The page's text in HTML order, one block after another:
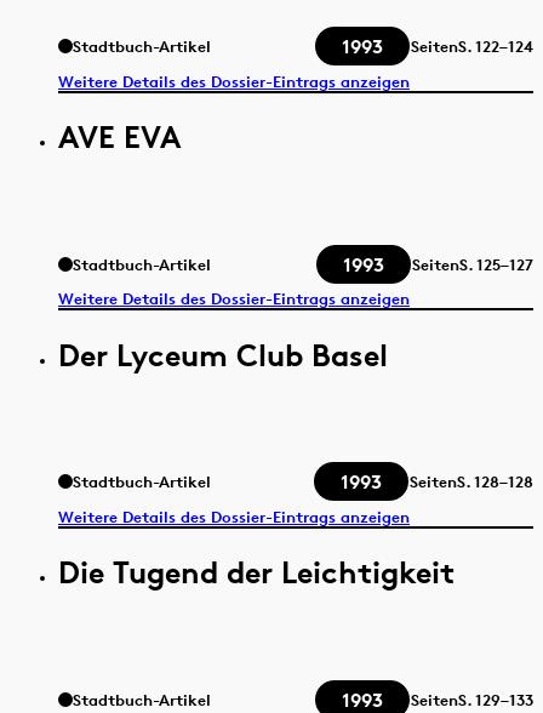
Stadtbuch-Artikel 1993 SeitenS.122–124
Weitere Details des Dossier-Eintrags anzeigen
AVE EVA
Stadtbuch-Artikel 1993 SeitenS.125–127
Weitere Details des Dossier-Eintrags anzeigen
Der Lyceum Club Basel
Stadtbuch-Artikel 1993 SeitenS.128–128
Weitere Details des Dossier-Eintrags anzeigen
Die Tugend der Leichtigkeit
Stadtbuch-Artikel 1993 SeitenS.129–133